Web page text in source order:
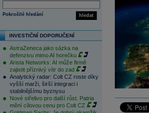
hledat
Pokročilé hledání
INVESTIČNÍ DOPORUČENÍ
AstraZeneca jako sázka na
defenzivu mimo AI horečku
Arista Networks: AI může firmě
zajistit příznivý vítr do zad
Analytický radar: Colt CZ roste díky
vyšší marži, širší integraci i
stabilnějšímu byznysu
Nové střelivo pro další růst. Patria
mění cílovou cenu pro Colt CZ